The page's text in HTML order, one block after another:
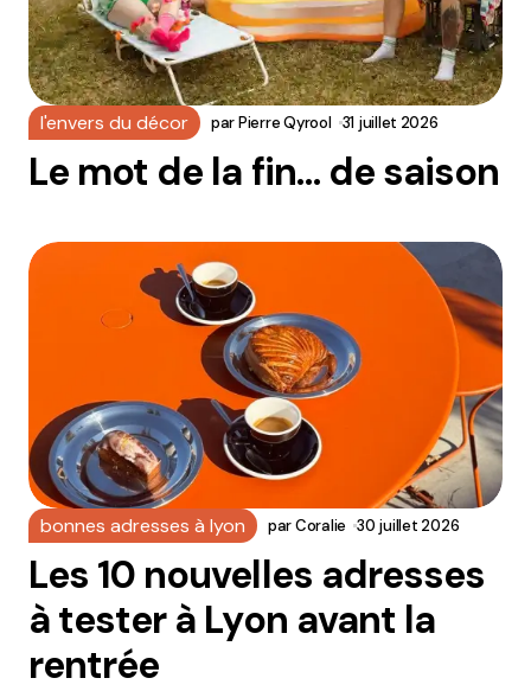
l'envers du décor parPierre Qyrool 31 juillet 2026
Le mot de la fin… de saison
bonnes adresses à lyon parCoralie 30 juillet 2026
Les 10 nouvelles adresses
à tester à Lyon avant la
rentrée